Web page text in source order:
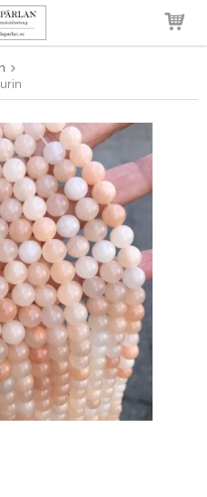
blivit tillagd i